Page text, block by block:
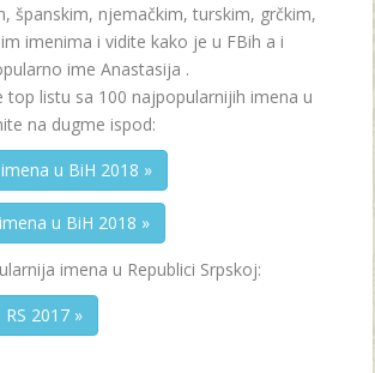
španskim, njemačkim, turskim, grčkim,
imenima i vidite kako je u FBih a i
ime Anastasija .
top listu sa 100 najpopularnijih imena u
na dugme ispod:
u BiH 2018 »
u BiH 2018 »
imena u Republici Srpskoj:
2017 »